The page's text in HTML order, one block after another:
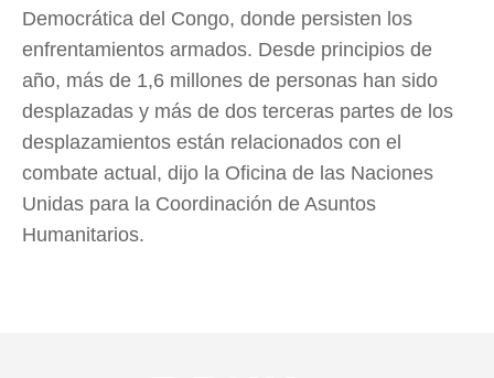
Democrática del Congo, donde persisten los
enfrentamientos armados. Desde principios de
año, más de 1,6 millones de personas han sido
desplazadas y más de dos terceras partes de los
desplazamientos están relacionados con el
combate actual, dijo la Oficina de las Naciones
Unidas para la Coordinación de Asuntos
Humanitarios.